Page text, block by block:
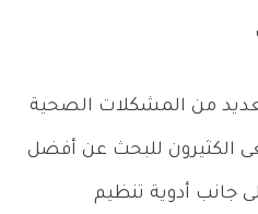
من المشكلات الصحية
الكثيرون للبحث عن أفضل
جانب أدوية تنظيم